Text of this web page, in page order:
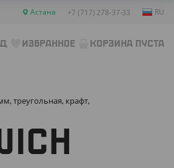
Астана +7 (717) 278-37-33 RU
ИЗБРАННОЕ КОРЗИНА ПУСТА
треугольная, крафт,